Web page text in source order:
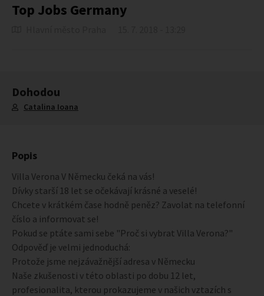
Top Jobs Germany
Dohodou
Catalina Ioana
Popis
Villa Verona V Německu čeká na vás!
Dívky starší 18 let se očekávají krásné a veselé!
Chcete v krátkém čase hodně peněz? Zavolat na telefonní
číslo a informovat se!
Pokud se ptáte sami sebe "Proč si vybrat Villa Verona?"
Odpověď je velmi jednoduchá:
Protože jsme nejzávažnější adresa v Německu
Naše zkušenosti v této oblasti po dobu 12 let,
profesionalita, kterou prokazujeme v našich vztazích s